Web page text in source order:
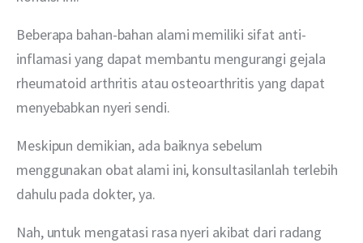
Beberapa bahan-bahan alami memiliki sifat anti-
inflamasi yang dapat membantu mengurangi gejala
rheumatoid arthritis atau osteoarthritis yang dapat
menyebabkan nyeri sendi.
Meskipun demikian, ada baiknya sebelum
menggunakan obat alami ini, konsultasilanlah terlebih
dahulu pada dokter, ya.
Nah, untuk mengatasi rasa nyeri akibat dari radang